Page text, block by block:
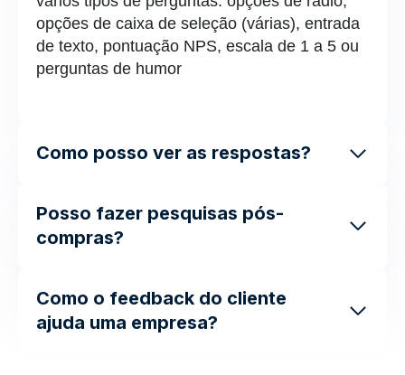
opções de caixa de seleção (várias), entrada
de texto, pontuação NPS, escala de 1 a 5 ou
perguntas de humor
Como posso ver as respostas?
Posso fazer pesquisas pós-
compras?
Como o feedback do cliente
ajuda uma empresa?